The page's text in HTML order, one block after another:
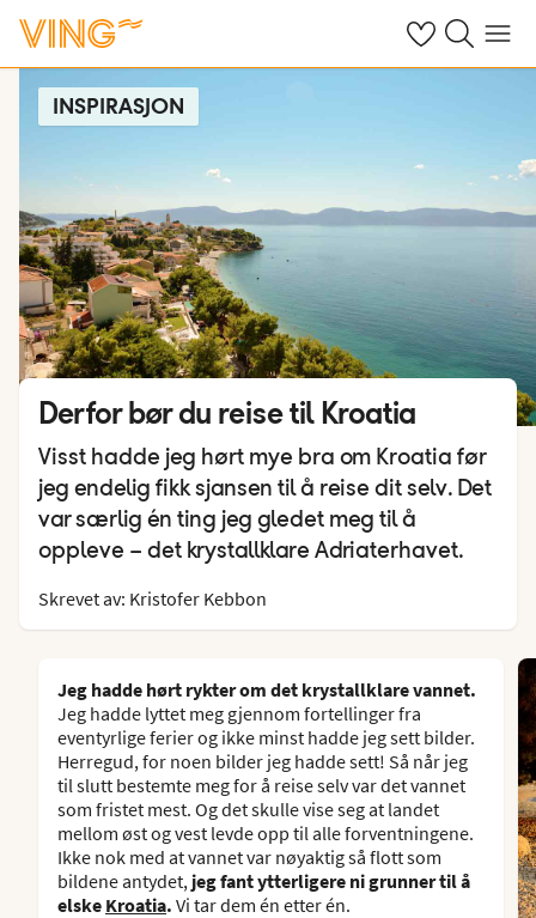
Se dine sparte
Søk påMeny
INSPIRASJON
Derfor bør du reise til Kroatia
Visst hadde jeg hørt mye bra om Kroatia før
jeg endelig fikk sjansen til å reise dit selv. Det
var særlig én ting jeg gledet meg til å
oppleve – det krystallklare Adriaterhavet.
Skrevet av: Kristofer Kebbon
Jeg hadde hørt rykter om det krystallklare vannet.
Jeg hadde lyttet meg gjennom fortellinger fra
eventyrlige ferier og ikke minst hadde jeg sett bilder.
Herregud, for noen bilder jeg hadde sett! Så når jeg
til slutt bestemte meg for å reise selv var det vannet
som fristet mest. Og det skulle vise seg at landet
mellom øst og vest levde opp til alle forventningene.
Ikke nok med at vannet var nøyaktig så flott som
bildene antydet, jeg fant ytterligere ni grunner til å
elske Kroatia. Vi tar dem én etter én.